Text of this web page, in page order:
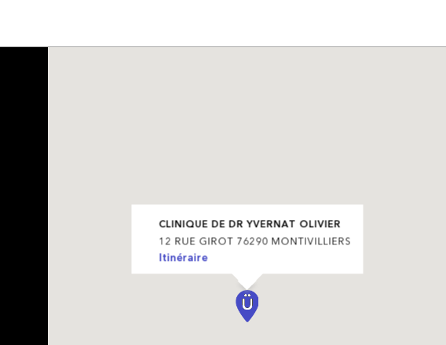
CLINIQUE DE DR YVERNAT OLIVIER
12 RUE GIROT 76290 MONTIVILLIERS
Itinéraire